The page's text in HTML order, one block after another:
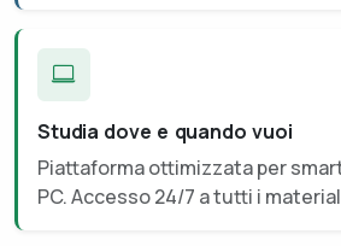
Studia dove e quando vuoi
Piattaforma ottimizzata per
PC. Accesso 24/7 a tutti i